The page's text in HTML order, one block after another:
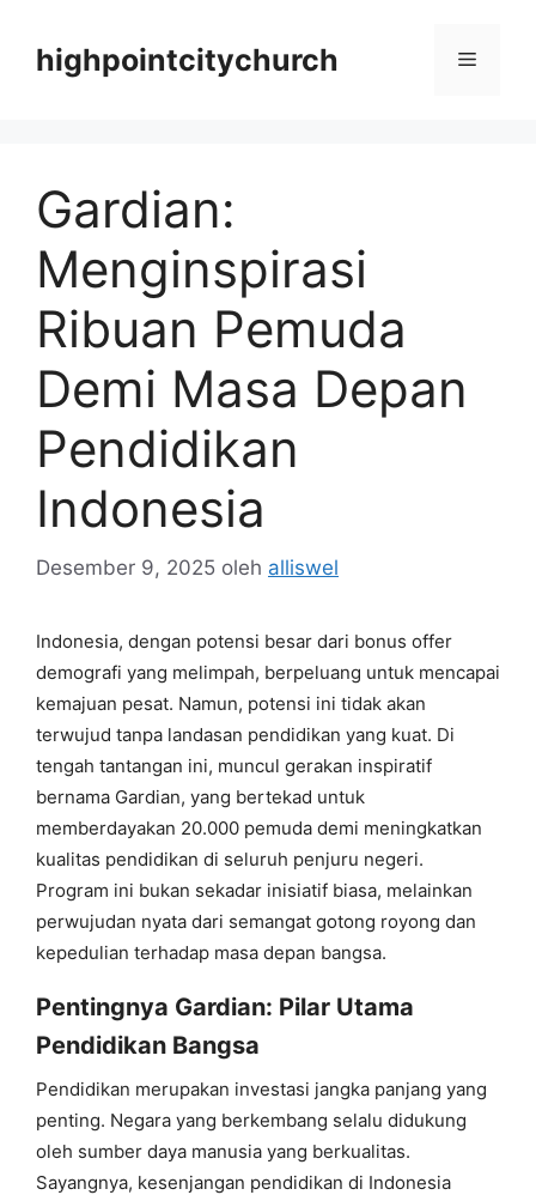
highpointcitychurch Menu
Gardian:
Menginspirasi
Ribuan Pemuda
Demi Masa Depan
Pendidikan
Indonesia
Desember 9, 2025 oleh alliswel
Indonesia, dengan potensi besar dari bonus offer
demografi yang melimpah, berpeluang untuk mencapai
kemajuan pesat. Namun, potensi ini tidak akan
terwujud tanpa landasan pendidikan yang kuat. Di
tengah tantangan ini, muncul gerakan inspiratif
bernama Gardian, yang bertekad untuk
memberdayakan 20.000 pemuda demi meningkatkan
kualitas pendidikan di seluruh penjuru negeri.
Program ini bukan sekadar inisiatif biasa, melainkan
perwujudan nyata dari semangat gotong royong dan
kepedulian terhadap masa depan bangsa.
Pentingnya Gardian: Pilar Utama
Pendidikan Bangsa
Pendidikan merupakan investasi jangka panjang yang
penting. Negara yang berkembang selalu didukung
oleh sumber daya manusia yang berkualitas.
Sayangnya, kesenjangan pendidikan di Indonesia